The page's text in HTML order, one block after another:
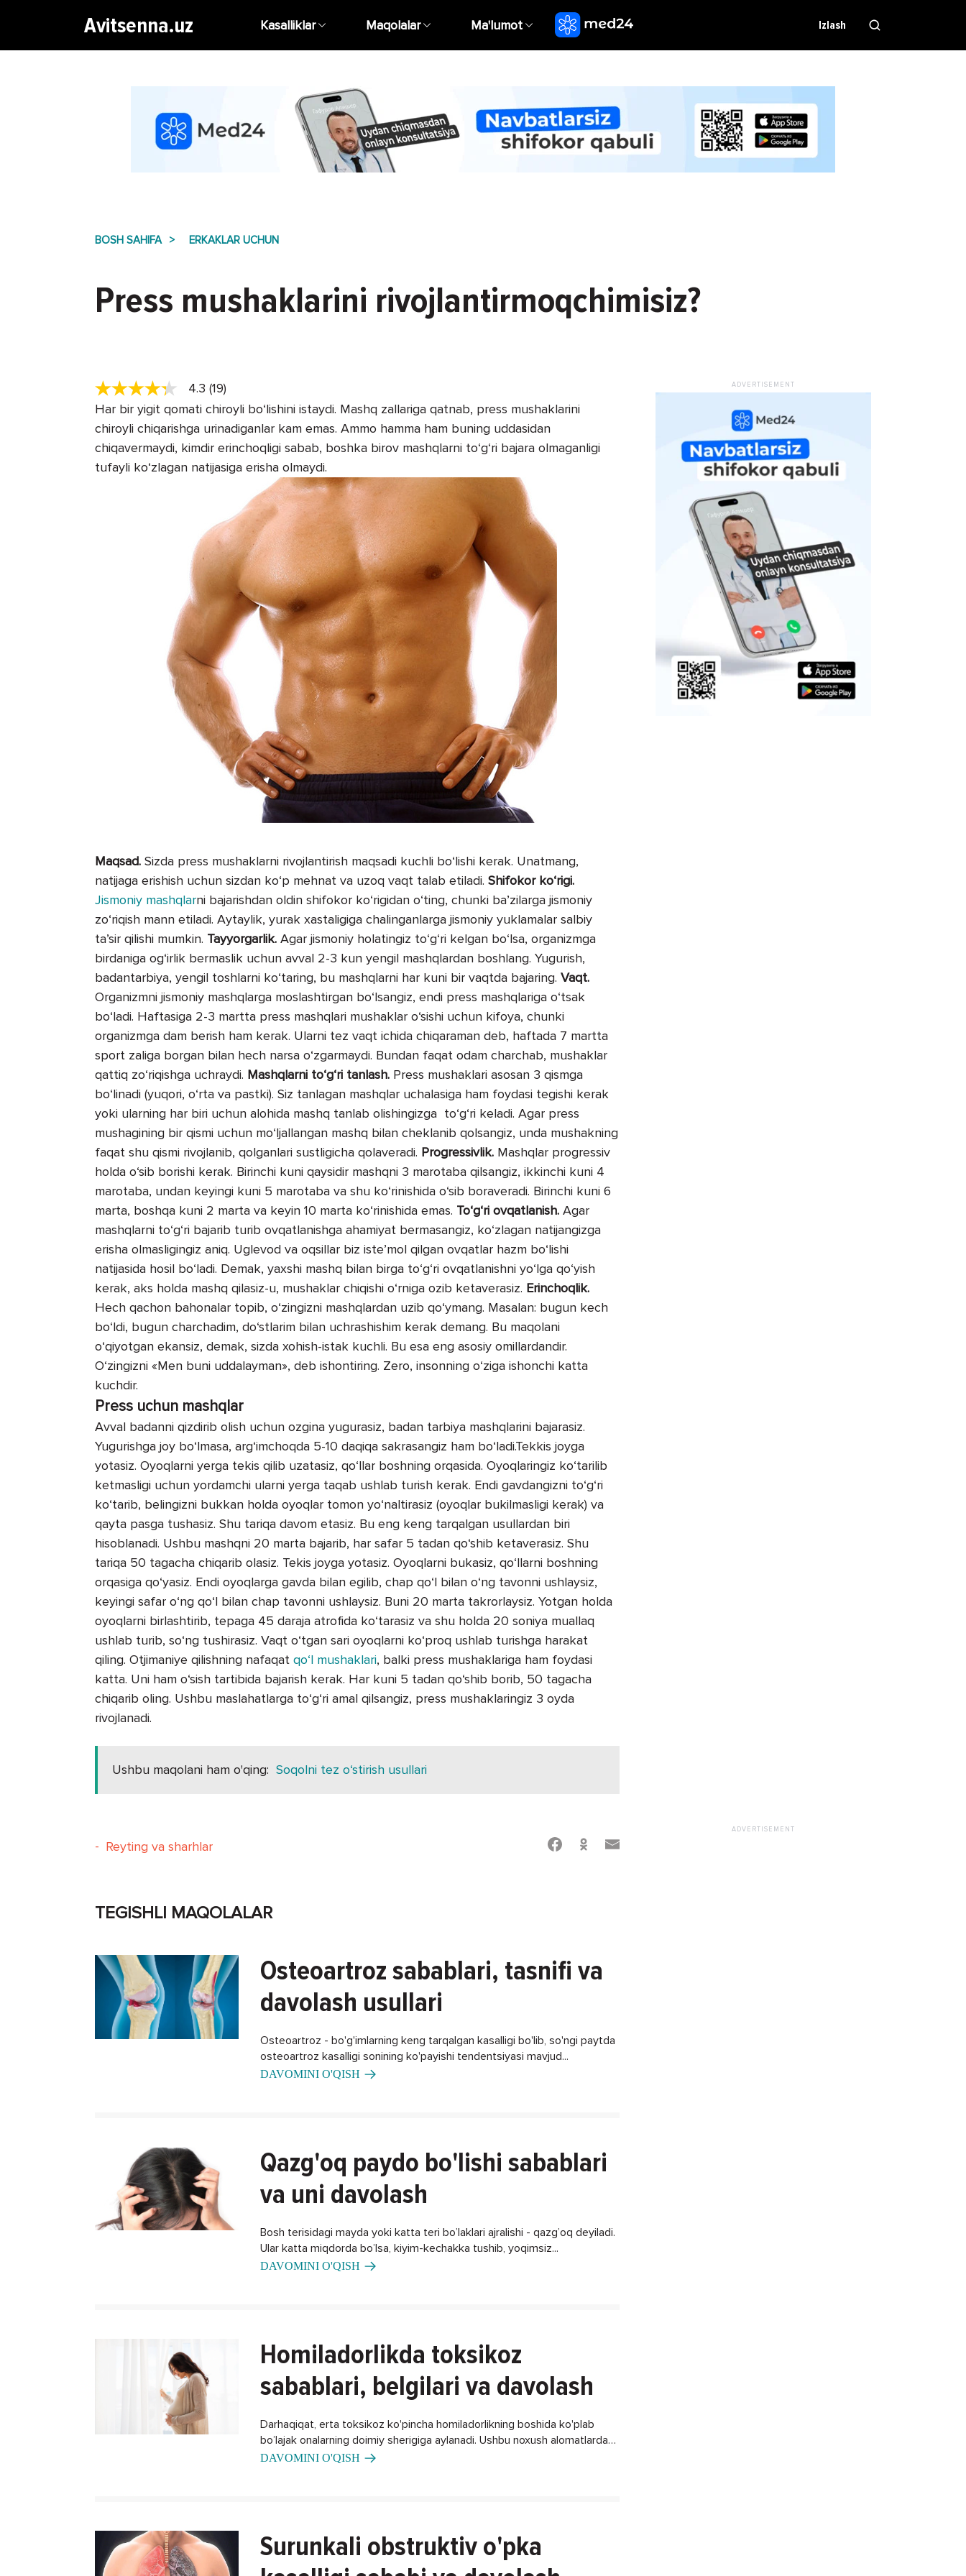
Avitsenna.uz Kasalliklar Maqolalar Ma'lumot Izlash
BOSH SAHIFA ERKAKLAR UCHUN
Press mushaklarini rivojlantirmoqchimisiz?
4.3 (19)
Har bir yigit qomati chiroyli bo‘lishini istaydi. Mashq zallariga qatnab, press mushaklarini
chiroyli chiqarishga urinadiganlar kam emas. Ammo hamma ham buning uddasidan
chiqavermaydi, kimdir erinchoqligi sabab, boshka birov mashqlarni to‘g‘ri bajara olmaganligi
tufayli ko‘zlagan natijasiga erisha olmaydi.
Maqsad. Sizda press mushaklarni rivojlantirish maqsadi kuchli bo‘lishi kerak. Unatmang,
natijaga erishish uchun sizdan ko‘p mehnat va uzoq vaqt talab etiladi. Shifokor ko‘rigi.
Jismoniy mashqlarni bajarishdan oldin shifokor ko‘rigidan o‘ting, chunki ba’zilarga jismoniy
zo‘riqish mann etiladi. Aytaylik, yurak xastaligiga chalinganlarga jismoniy yuklamalar salbiy
ta’sir qilishi mumkin. Tayyorgarlik. Agar jismoniy holatingiz to‘g‘ri kelgan bo‘lsa, organizmga
birdaniga og‘irlik bermaslik uchun avval 2-3 kun yengil mashqlardan boshlang. Yugurish,
badantarbiya, yengil toshlarni ko‘taring, bu mashqlarni har kuni bir vaqtda bajaring. Vaqt.
Organizmni jismoniy mashqlarga moslashtirgan bo‘lsangiz, endi press mashqlariga o‘tsak
bo‘ladi. Haftasiga 2-3 martta press mashqlari mushaklar o‘sishi uchun kifoya, chunki
organizmga dam berish ham kerak. Ularni tez vaqt ichida chiqaraman deb, haftada 7 martta
sport zaliga borgan bilan hech narsa o‘zgarmaydi. Bundan faqat odam charchab, mushaklar
qattiq zo‘riqishga uchraydi. Mashqlarni to‘g‘ri tanlash. Press mushaklari asosan 3 qismga
bo‘linadi (yuqori, o‘rta va pastki). Siz tanlagan mashqlar uchalasiga ham foydasi tegishi kerak
yoki ularning har biri uchun alohida mashq tanlab olishingizga to‘g‘ri keladi. Agar press
mushagining bir qismi uchun mo‘ljallangan mashq bilan cheklanib qolsangiz, unda mushakning
faqat shu qismi rivojlanib, qolganlari sustligicha qolaveradi. Progressivlik. Mashqlar progressiv
holda o‘sib borishi kerak. Birinchi kuni qaysidir mashqni 3 marotaba qilsangiz, ikkinchi kuni 4
marotaba, undan keyingi kuni 5 marotaba va shu ko‘rinishida o‘sib boraveradi. Birinchi kuni 6
marta, boshqa kuni 2 marta va keyin 10 marta ko‘rinishida emas. To‘g‘ri ovqatlanish. Agar
mashqlarni to‘g‘ri bajarib turib ovqatlanishga ahamiyat bermasangiz, ko‘zlagan natijangizga
erisha olmasligingiz aniq. Uglevod va oqsillar biz iste’mol qilgan ovqatlar hazm bo‘lishi
natijasida hosil bo‘ladi. Demak, yaxshi mashq bilan birga to‘g‘ri ovqatlanishni yo‘lga qo‘yish
kerak, aks holda mashq qilasiz-u, mushaklar chiqishi o‘rniga ozib ketaverasiz. Erinchoqlik.
Hech qachon bahonalar topib, o‘zingizni mashqlardan uzib qo‘ymang. Masalan: bugun kech
bo‘ldi, bugun charchadim, do‘stlarim bilan uchrashishim kerak demang. Bu maqolani
o‘qiyotgan ekansiz, demak, sizda xohish-istak kuchli. Bu esa eng asosiy omillardandir.
O‘zingizni «Men buni uddalayman», deb ishontiring. Zero, insonning o‘ziga ishonchi katta
kuchdir.
Press uchun mashqlar
Avval badanni qizdirib olish uchun ozgina yugurasiz, badan tarbiya mashqlarini bajarasiz.
Yugurishga joy bo‘lmasa, arg‘imchoqda 5-10 daqiqa sakrasangiz ham bo‘ladi.Tekkis joyga
yotasiz. Oyoqlarni yerga tekis qilib uzatasiz, qo‘llar boshning orqasida. Oyoqlaringiz ko‘tarilib
ketmasligi uchun yordamchi ularni yerga taqab ushlab turish kerak. Endi gavdangizni to‘g‘ri
ko‘tarib, belingizni bukkan holda oyoqlar tomon yo‘naltirasiz (oyoqlar bukilmasligi kerak) va
qayta pasga tushasiz. Shu tariqa davom etasiz. Bu eng keng tarqalgan usullardan biri
hisoblanadi. Ushbu mashqni 20 marta bajarib, har safar 5 tadan qo‘shib ketaverasiz. Shu
tariqa 50 tagacha chiqarib olasiz. Tekis joyga yotasiz. Oyoqlarni bukasiz, qo‘llarni boshning
orqasiga qo‘yasiz. Endi oyoqlarga gavda bilan egilib, chap qo‘l bilan o‘ng tavonni ushlaysiz,
keyingi safar o‘ng qo‘l bilan chap tavonni ushlaysiz. Buni 20 marta takrorlaysiz. Yotgan holda
oyoqlarni birlashtirib, tepaga 45 daraja atrofida ko‘tarasiz va shu holda 20 soniya muallaq
ushlab turib, so‘ng tushirasiz. Vaqt o‘tgan sari oyoqlarni ko‘proq ushlab turishga harakat
qiling. Otjimaniye qilishning nafaqat qo‘l mushaklari, balki press mushaklariga ham foydasi
katta. Uni ham o‘sish tartibida bajarish kerak. Har kuni 5 tadan qo‘shib borib, 50 tagacha
chiqarib oling. Ushbu maslahatlarga to‘g‘ri amal qilsangiz, press mushaklaringiz 3 oyda
rivojlanadi.
Ushbu maqolani ham o'qing: Soqolni tez o‘stirish usullari
- Reyting va sharhlar
TEGISHLI MAQOLALAR
Osteoartroz sabablari, tasnifi va
davolash usullari
Osteoartroz - bo'g'imlarning keng tarqalgan kasalligi bo'lib, so'ngi paytda
osteoartroz kasalligi sonining ko'payishi tendentsiyasi mavjud...
DAVOMINI O'QISH
Qazg'oq paydo bo'lishi sabablari
va uni davolash
Bosh terisidagi mayda yoki katta teri bo’laklari ajralishi - qazg’oq deyiladi.
Ular katta miqdorda bo’lsa, kiyim-kechakka tushib, yoqimsiz...
DAVOMINI O'QISH
Homiladorlikda toksikoz
sabablari, belgilari va davolash
Darhaqiqat, erta toksikoz ko'pincha homiladorlikning boshida ko'plab
bo’lajak onalarning doimiy sherigiga aylanadi. Ushbu noxush alomatlardan
xalos bo'lishning biron bir usuli bormi?
DAVOMINI O'QISH
Surunkali obstruktiv o'pka